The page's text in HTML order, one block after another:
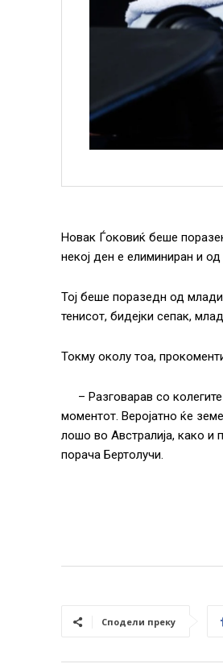
Новак Ѓоковиќ беше
некој ден е елиминиран и
Тој беше поразедн од
тенисот, бидејки сепак,
Токму околу тоа,
– Разговарав со
моментот. Веројатно ќе
лошо во Австралија, како и
порача Бертолучи.
Сподели преку